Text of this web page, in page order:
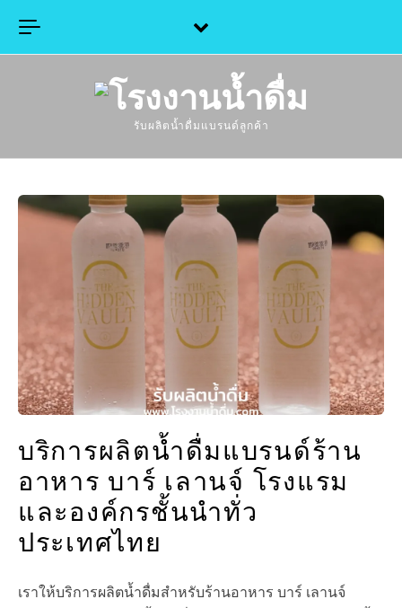
รับผลิตน้ำดื่มแบรนด์ลูกค้า
บริการผลิตน้ำดื่มแบรนด์ร้าน
อาหาร บาร์ เลานจ์ โรงแรม
และองค์กรชั้นนำทั่ว
ประเทศไทย
เราให้บริการผลิตน้ำดื่มสำหรับร้านอาหาร บาร์ เลานจ์